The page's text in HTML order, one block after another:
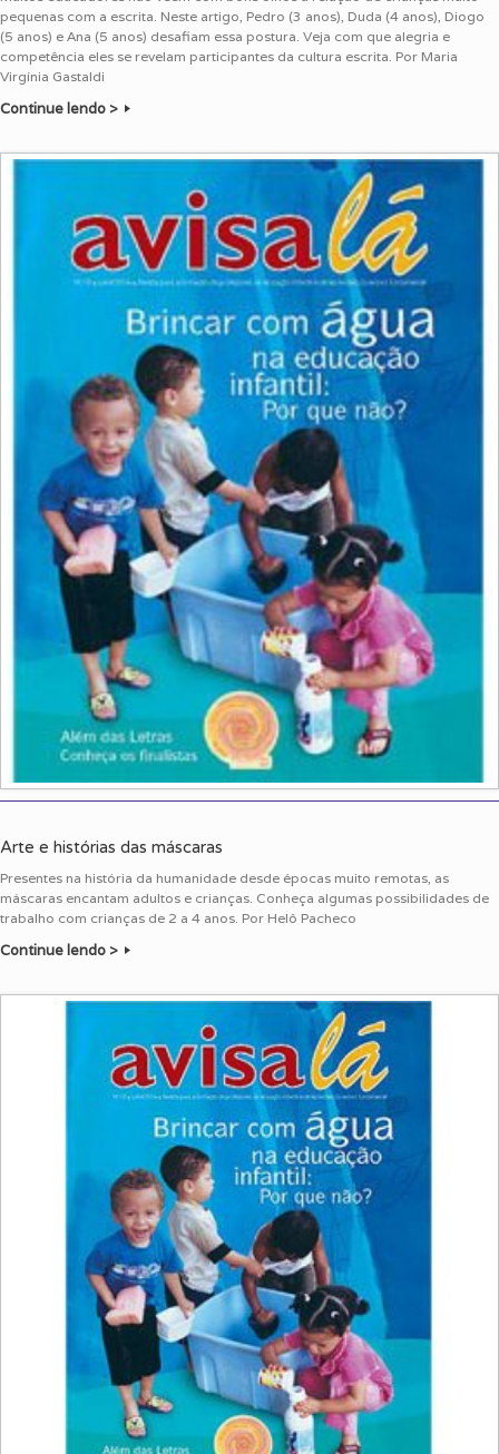
pequenas com a escrita. Neste artigo, Pedro (3 anos), Duda (4 anos), Diogo
(5 anos) e Ana (5 anos) desafiam essa postura. Veja com que alegria e
competência eles se revelam participantes da cultura escrita. Por Maria
Virgínia Gastaldi
Continue lendo >
Arte e histórias das máscaras
Presentes na história da humanidade desde épocas muito remotas, as
máscaras encantam adultos e crianças. Conheça algumas possibilidades de
trabalho com crianças de 2 a 4 anos. Por Helô Pacheco
Continue lendo >